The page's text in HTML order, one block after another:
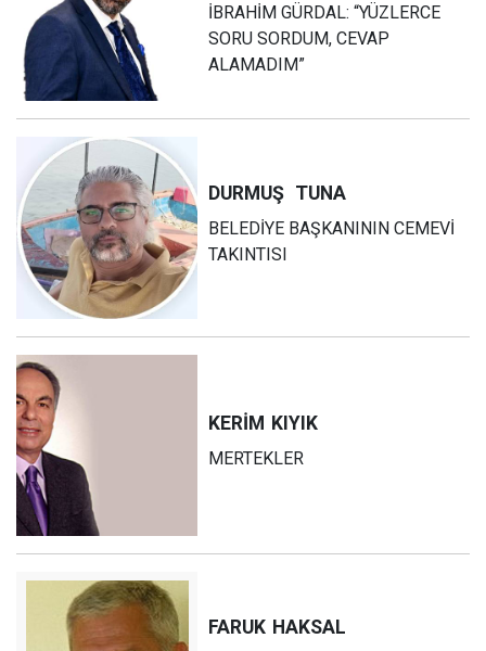
İBRAHİM GÜRDAL: “YÜZLERCE
SORU SORDUM, CEVAP
ALAMADIM”
DURMUŞ TUNA
BELEDİYE BAŞKANININ CEMEVİ
TAKINTISI
KERİM KIYIK
MERTEKLER
FARUK HAKSAL